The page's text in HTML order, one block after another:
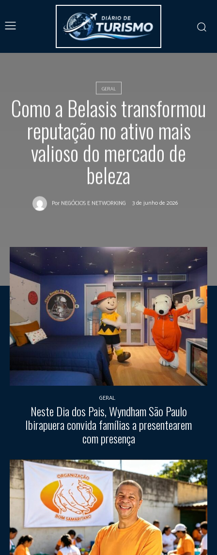
GERAL
Como a Belasis transformou
reputação no ativo mais
valioso do mercado de
beleza
Por NEGÓCIOS E NETWORKING 3 de junho de 2026
GERAL
Neste Dia dos Pais, Wyndham São Paulo
Ibirapuera convida famílias a presentearem
com presença